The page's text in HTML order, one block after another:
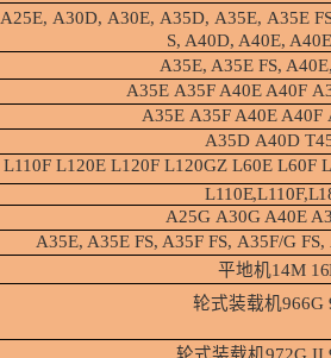
A25E, A30D, A30E, A35D, A35E, A35E
S, A40D, A40E,
A35E, A35E FS,
A35E A35F A40E A40F
A35E A35F A40E A40F
A35D A40D
L110F L120E L120F L120GZ L60E L60F
A25G A30G A40E
A35E, A35E FS, A35F FS, A35F/G FS,
平地机14M
轮式装载机966G